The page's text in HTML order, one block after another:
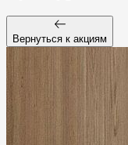
Вернуться к акциям